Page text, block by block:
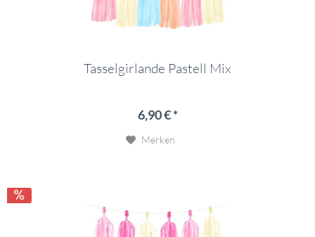
Tasselgirlande Pastell Mix
6,90 € *
Merken